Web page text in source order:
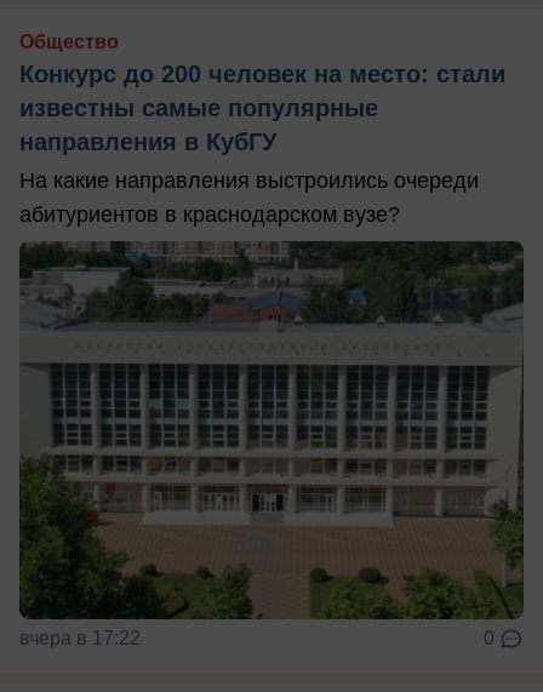
Общество
Конкурс до 200 человек на место: стали
известны самые популярные
направления в КубГУ
На какие направления выстроились очереди
абитуриентов в краснодарском вузе?
вчера в 17:22 0